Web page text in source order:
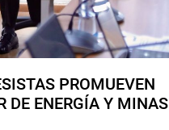
PROMUEVEN
DE ENERGÍA Y MINAS